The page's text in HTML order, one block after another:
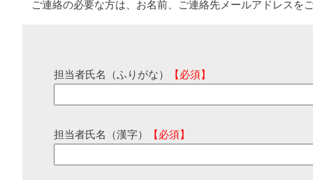
ご連絡の必要な方は、お名前、ご連絡先メールアドレスを
担当者氏名（ふりがな） 【必須】
担当者氏名（漢字） 【必須】